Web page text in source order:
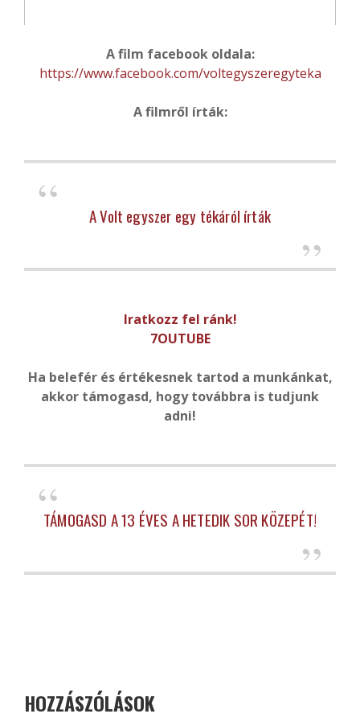
A film facebook oldala:
https://www.facebook.com/voltegyszeregyteka
A filmről írták:
A Volt egyszer egy tékáról írták
Iratkozz fel ránk!
7OUTUBE
Ha belefér és értékesnek tartod a munkánkat,
akkor támogasd, hogy továbbra is tudjunk
adni!
TÁMOGASD A 13 ÉVES A HETEDIK SOR KÖZEPÉT!
HOZZÁSZÓLÁSOK